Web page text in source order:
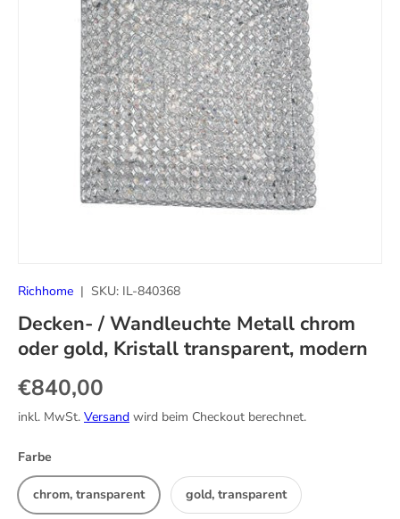
Richhome | SKU: IL-840368
Decken- / Wandleuchte Metall chrom
oder gold, Kristall transparent, modern
Normaler Preis
€840,00
inkl. MwSt. Versand wird beim Checkout berechnet.
Farbe
chrom, transparent gold, transparent